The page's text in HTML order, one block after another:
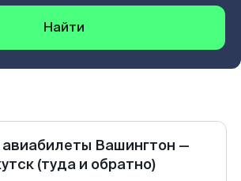
Найти
Вашингтон —
(туда и обратно)